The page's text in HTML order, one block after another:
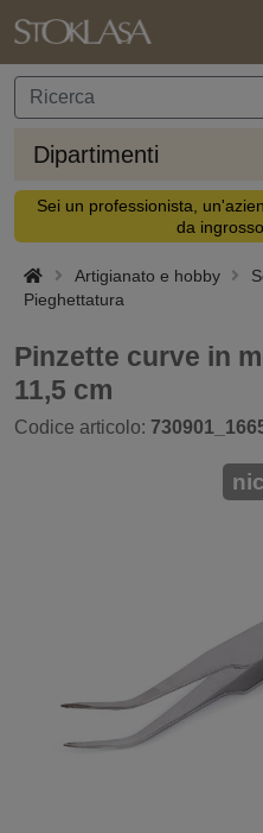
Dipartimenti
Sei un professionista,
da
Artigianato e hobby
Pieghettatura
Pinzette curve in
11,5 cm
Codice articolo: